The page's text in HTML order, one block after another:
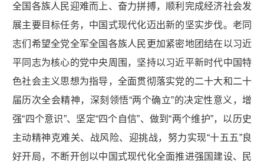
全国各族人民迎难而上、奋力拼搏，顺利完成经济社会发
展主要目标任务，中国式现代化迈出新的坚实步伐。老同
志们希望全党全军全国各族人民更加紧密地团结在以习近
平同志为核心的党中央周围，坚持以习近平新时代中国特
色社会主义思想为指导，全面贯彻落实党的二十大和二十
届历次全会精神，深刻领悟“两个确立”的决定性意义，增
强“四个意识”、坚定“四个自信”、做到“两个维护”，以历史
主动精神克难关、战风险、迎挑战，努力实现“十五五”良
好开局，不断开创以中国式现代化全面推进强国建设、民